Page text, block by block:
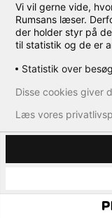
Vi vil gerne vide,
Rumsans læser.
der holder styr på
til statistik og de er
Statistik over besøg
Disse cookies giver
Læs vores